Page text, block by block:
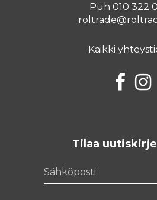
Puh 010 322
Kaikki
Tilaa